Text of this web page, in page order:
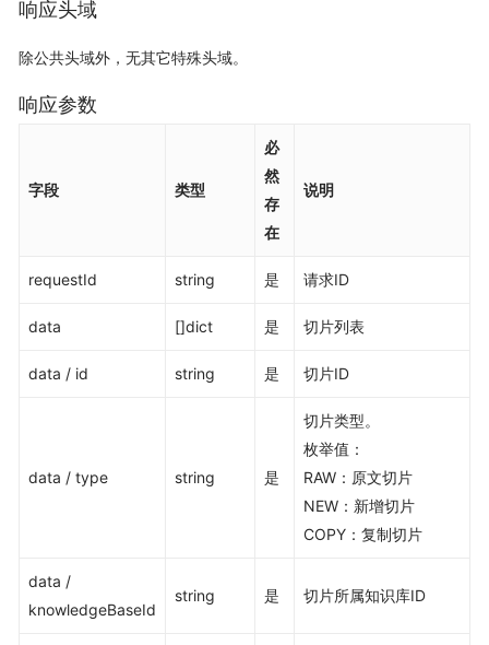
响应头域
除公共头域外，无其它特殊头域。
响应参数
字段 类型
必
然
存
在
说明
requestId string 是 请求ID
data []dict 是 切片列表
data / id string 是 切片ID
data / type string 是
切片类型。
枚举值：
RAW：原文切片
NEW：新增切片
COPY：复制切片
data /
knowledgeBaseId
string 是 切片所属知识库ID